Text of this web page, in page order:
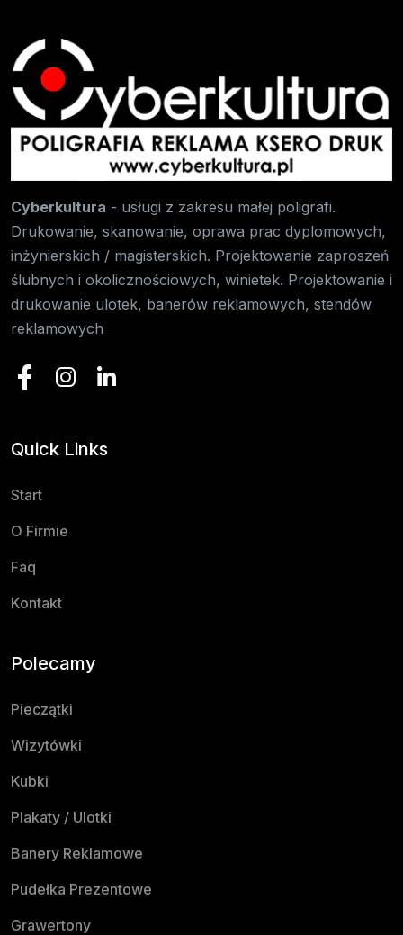
Cyberkultura - usługi z zakresu małej poligrafi.
Drukowanie, skanowanie, oprawa prac dyplomowych,
inżynierskich / magisterskich. Projektowanie zaproszeń
ślubnych i okolicznościowych, winietek. Projektowanie i
drukowanie ulotek, banerów reklamowych, stendów
reklamowych
Quick Links
Start
O Firmie
Faq
Kontakt
Polecamy
Pieczątki
Wizytówki
Kubki
Plakaty / Ulotki
Banery Reklamowe
Pudełka Prezentowe
Grawertony